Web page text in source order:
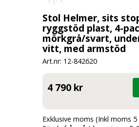
Stol Helmer, sits
ryggstöd plast, 4-
mörkgrå/svart,
vitt, med armstöd
Art.nr: 12-842620
4 790 kr
Exklusive moms (Inkl moms 5